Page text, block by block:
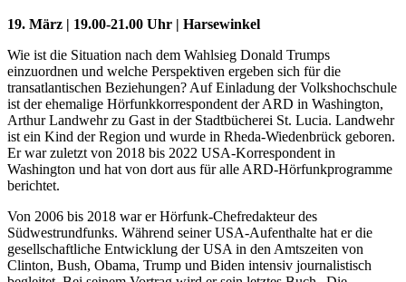
19. März | 19.00-21.00 Uhr | Harsewinkel
Wie ist die Situation nach dem Wahlsieg Donald Trumps
einzuordnen und welche Perspektiven ergeben sich für die
transatlantischen Beziehungen? Auf Einladung der Volkshochschule
ist der ehemalige Hörfunkkorrespondent der ARD in Washington,
Arthur Landwehr zu Gast in der Stadtbücherei St. Lucia. Landwehr
ist ein Kind der Region und wurde in Rheda-Wiedenbrück geboren.
Er war zuletzt von 2018 bis 2022 USA-Korrespondent in
Washington und hat von dort aus für alle ARD-Hörfunkprogramme
berichtet.
Von 2006 bis 2018 war er Hörfunk-Chefredakteur des
Südwestrundfunks. Während seiner USA-Aufenthalte hat er die
gesellschaftliche Entwicklung der USA in den Amtszeiten von
Clinton, Bush, Obama, Trump und Biden intensiv journalistisch